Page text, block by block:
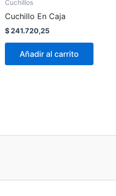
Cuchillos
Cuchillo En Caja
$241.720,25
Añadir al carrito